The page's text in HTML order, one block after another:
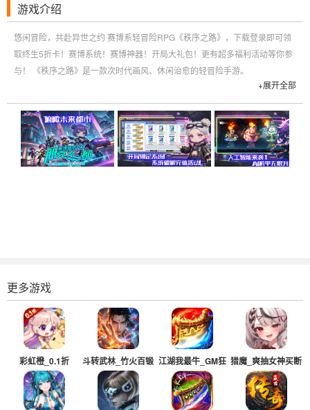
游戏介绍
悠闲冒险，共赴异世之约 赛博系轻冒险RPG《秩序之路》，下载登录即可领
取终生5折卡！赛博系统！赛博神器！开局大礼包！更有超多福利活动等你参
与！ 《秩序之路》是一款次时代画风、休闲治愈的轻冒险手游。
+展开全部
更多游戏
彩虹橙_0.1折
斗转武林_竹火百锻
默爆
江湖我最牛_GM狂
送真充超超变
猎魔_爽抽女神买断
版